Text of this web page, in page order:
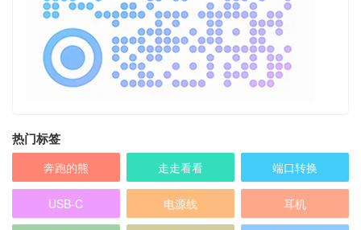
热门标签
奔跑的熊 走走看看 端口转换
USB-C 电源线 耳机